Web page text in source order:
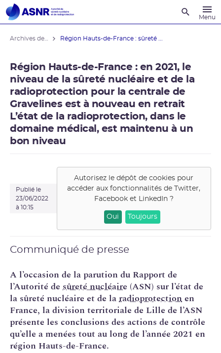
Menu
Région Hauts-de-France : sûreté ...
Région Hauts-de-France : en 2021, le
niveau de la sûreté nucléaire et de la
radioprotection pour la centrale de
Gravelines est à nouveau en retrait
L’état de la radioprotection, dans le
domaine médical, est maintenu à un
bon niveau
Publié le
23/06/2022
à 10:15
Autorisez le dépôt de cookies pour
accéder aux fonctionnalités deTwitter,
Facebook et LinkedIn?
Oui Toujours
Communiqué de presse
A l’occasion de la parution du Rapport de
l’Autorité de sûreté nucléaire (ASN) sur l’état de
la sûreté nucléaire et de laradioprotectionen
France, la division territoriale de Lille de l’ASN
présente les conclusions des actions de contrôle
qu’elle a menées tout au long de l’année 2021 en
région Hauts-de-France.